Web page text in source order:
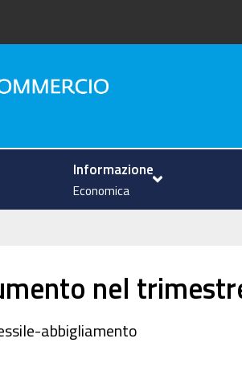
Informazione
Economica
nel
abbigliamento